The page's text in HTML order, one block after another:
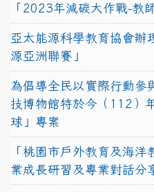
「2023年減碳大作戰-教
亞太能源科學教育協會辦
源亞洲聯賽」
為倡導全民以實際行動參
技博物館特於今（112）
球」專案
「桃園市戶外教育及海
業成長研習及專業對話分